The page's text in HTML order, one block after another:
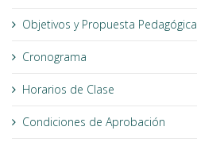
Objetivos y Propuesta Pedagógica
Cronograma
Horarios de Clase
Condiciones de Aprobación